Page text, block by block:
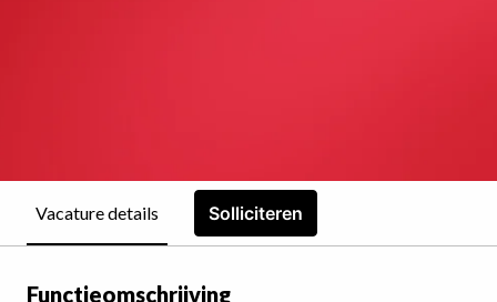
Vacature details Solliciteren
Functieomschrijving